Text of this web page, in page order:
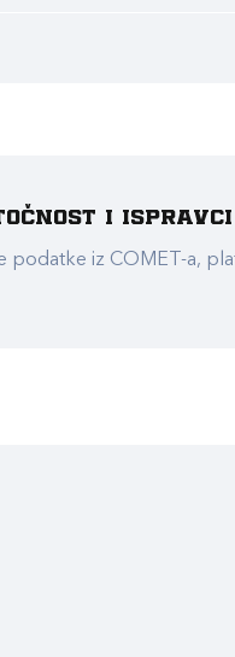
i ispravci
podatke iz COMET-a,